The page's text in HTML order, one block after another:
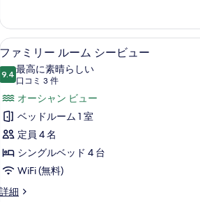
ベ
ッ
ド
2
台
エ
ン
ス
イ
ー
ル
ー
ム
シ
ン
グ
ル
ッ
ド
台
エ
ス
、デスク、ノートパソコン用作業スペース
フ
ァ
ミ
リ
ー
ル
ー
ム
シ
ミニバー、セ
1
ファミリー ルーム シービュー
9.410 点中 9.4
最高に素晴らしい
口コミ 3 件
(口
コ
ミ
3
件)
オーシャン ビュー
ベッドルーム 1 室
定員 4 名
シングルベッド 4 台
WiFi (無料)
詳細
フ